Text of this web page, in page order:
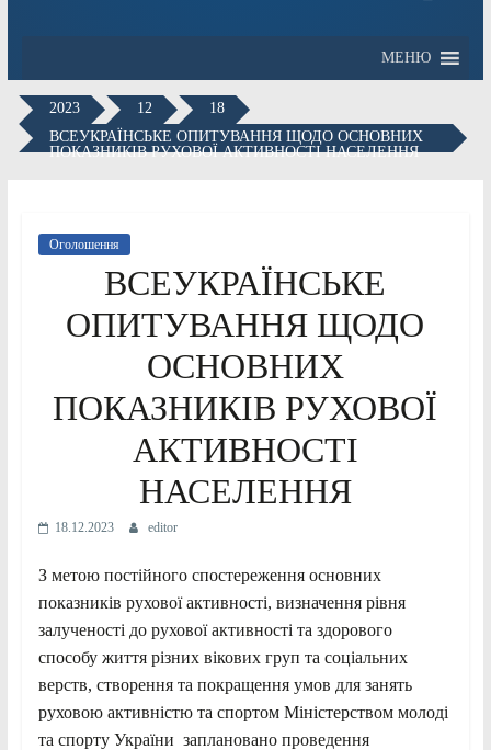
МЕНЮ
2023 12
18
ВСЕУКРАЇНСЬКЕ ОПИТУВАННЯ ЩОДО ОСНОВНИХ
ПОКАЗНИКІВ РУХОВОЇ АКТИВНОСТІ НАСЕЛЕННЯ
Оголошення
ВСЕУКРАЇНСЬКЕ
ОПИТУВАННЯ ЩОДО
ОСНОВНИХ
ПОКАЗНИКІВ РУХОВОЇ
АКТИВНОСТІ
НАСЕЛЕННЯ
18.12.2023 editor
З метою постійного спостереження основних
показників рухової активності, визначення рівня
залученості до рухової активності та здорового
способу життя різних вікових груп та соціальних
верств, створення та покращення умов для занять
руховою активністю та спортом Міністерством молоді
та спорту України заплановано проведення